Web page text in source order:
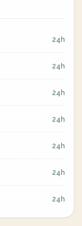
24h
24h
24h
24h
24h
24h
24h